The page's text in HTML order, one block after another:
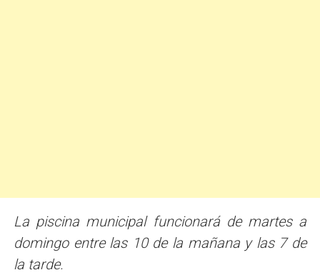
La piscina municipal funcionará de martes a
domingo entre las 10 de la mañana y las 7 de
la tarde.